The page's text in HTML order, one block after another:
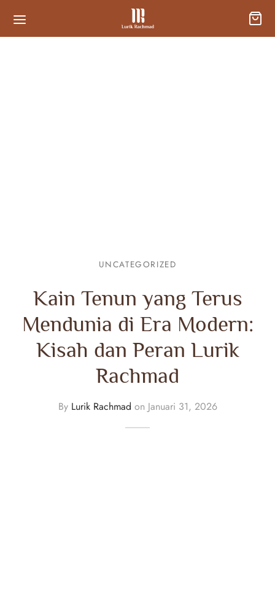
UNCATEGORIZED
Kain Tenun yang Terus
Mendunia di Era Modern:
Kisah dan Peran Lurik
Rachmad
By Lurik Rachmad on Januari 31, 2026